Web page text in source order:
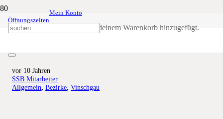
Öffnungszeiten
Mein Konto
wurde deinem Warenkorb hinzugefügt.
Diskussion zur Verfassungsreform:
vor 10 Jahren
SSB Mitarbeiter
Allgemein, Bezirke, Vinschgau